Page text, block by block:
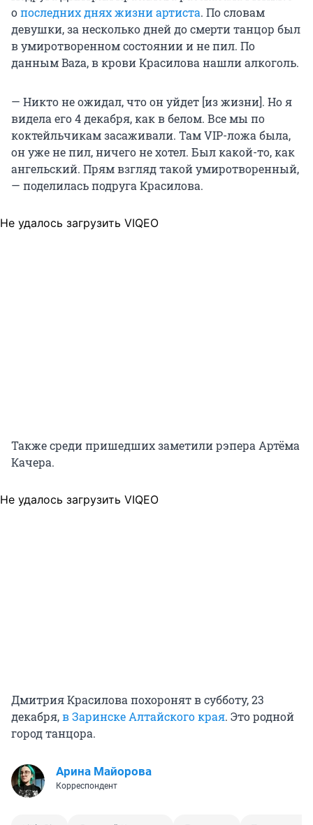
опоследних днях жизни артиста. По словам
девушки, за несколько дней до смерти танцор был
в умиротворенном состоянии и не пил. По
данным Baza, в крови Красилова нашли алкоголь.
— Никто не ожидал, что он уйдет [из жизни]. Но я
видела его 4 декабря, как в белом. Все мы по
коктейльчикам засаживали. Там VIP-ложа была,
он уже не пил, ничего не хотел. Был какой-то, как
ангельский. Прям взгляд такой умиротворенный,
— поделилась подруга Красилова.
Не удалось загрузить VIQEO
Также среди пришедших заметили рэпера Артёма
Качера.
Не удалось загрузить VIQEO
Дмитрия Красилова похоронят в субботу, 23
декабря,в Заринске Алтайского края. Это родной
город танцора.
Арина Майорова
Корреспондент